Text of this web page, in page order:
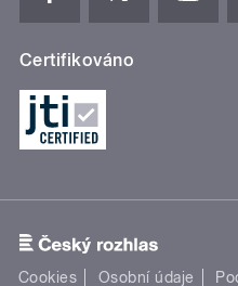
Certifikováno
Cookies Osobní údaje